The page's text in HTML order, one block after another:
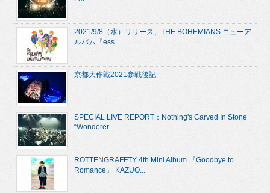
2021/9/8（水）リリース、THE BOHEMIANS ニューア
ルバム『ess...
京都大作戦2021参戦後記
SPECIAL LIVE REPORT：Nothing's Carved In Stone
“Wonderer ...
ROTTENGRAFFTY 4th Mini Album 『Goodbye to
Romance』 KAZUO...